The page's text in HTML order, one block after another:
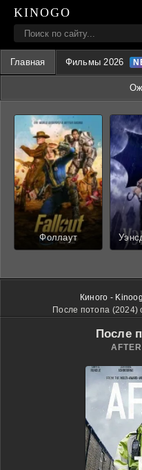
KINOGO
Главная Фильмы 2026
Фоллаут
Киного -
После потопа (2024)
После